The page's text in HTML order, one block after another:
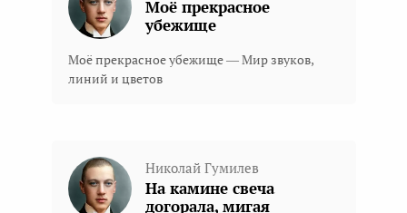
Моё прекрасное
убежище
Моё прекрасное убежище — Мир звуков,
линий и цветов
Николай Гумилев
На камине свеча
догорала, мигая